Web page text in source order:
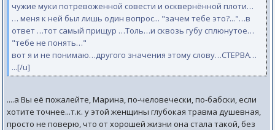
чужие муки потревоженной совести и осквернённой плоти…
… меня к ней был лишь один вопрос... "зачем тебе это?..."…в
ответ …тот самый прищур …Толь…и сквозь губу сплюнутое…
"тебе не понять…"
вот я и не понимаю…другого значения этому слову…СТЕРВА…
...[/u]
....а Вы её пожалейте, Марина, по-человечески, по-бабски, если
хотите точнее...т.к. у этой женщины глубокая травма душевная,
просто не поверю, что от хорошей жизни она стала такой, без